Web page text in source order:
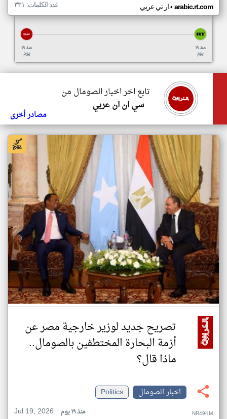
ار تي عربي• arabic.rt.com عدد الكلمات: ٣٣١
منذ ١٩
يوم
منذ ١٩
يوم
تابع اخر اخبار الصومال من
سي ان ان عربي
مصادر أخرى
تصريح جديد لوزير خارجية مصر عن
أزمة البحارة المختطفين بالصومال..
ماذا قال؟
اخبار الصومال
Politics
Jul 19, 2026
منذ ١٩ يوم NR49KM